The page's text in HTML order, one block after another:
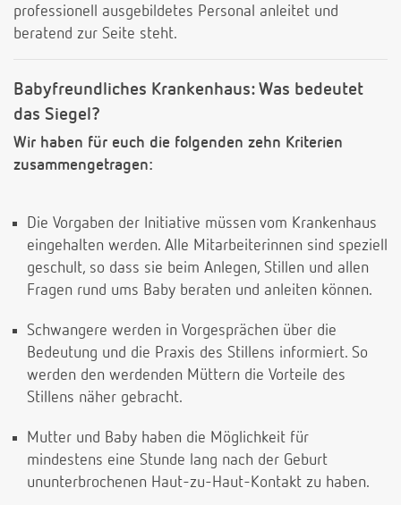
professionell ausgebildetes Personal anleitet und
beratend zur Seite steht.
Babyfreundliches Krankenhaus: Was bedeutet
das Siegel?
Wir haben für euch die folgenden zehn Kriterien
zusammengetragen:
Die Vorgaben der Initiative müssen vom Krankenhaus
eingehalten werden. Alle Mitarbeiterinnen sind speziell
geschult, so dass sie beim Anlegen, Stillen und allen
Fragen rund ums Baby beraten und anleiten können.
Schwangere werden in Vorgesprächen über die
Bedeutung und die Praxis des Stillens informiert. So
werden den werdenden Müttern die Vorteile des
Stillens näher gebracht.
Mutter und Baby haben die Möglichkeit für
mindestens eine Stunde lang nach der Geburt
ununterbrochenen Haut-zu-Haut-Kontakt zu haben.